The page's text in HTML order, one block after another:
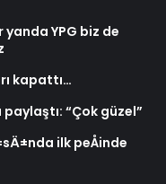
yanda YPG biz de
kapattı…
paylaştı: “Çok güzel”
ilk peÅinde